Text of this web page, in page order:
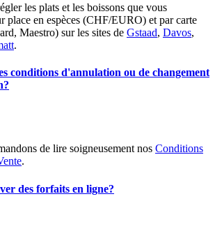
les plats et les boissons que vous
place en espèces (CHF/EURO) et par carte
Maestro) sur les sites de Gstaad, Davos,
.
conditions d'annulation ou de changement
de lire soigneusement nos Conditions
.
des forfaits en ligne?